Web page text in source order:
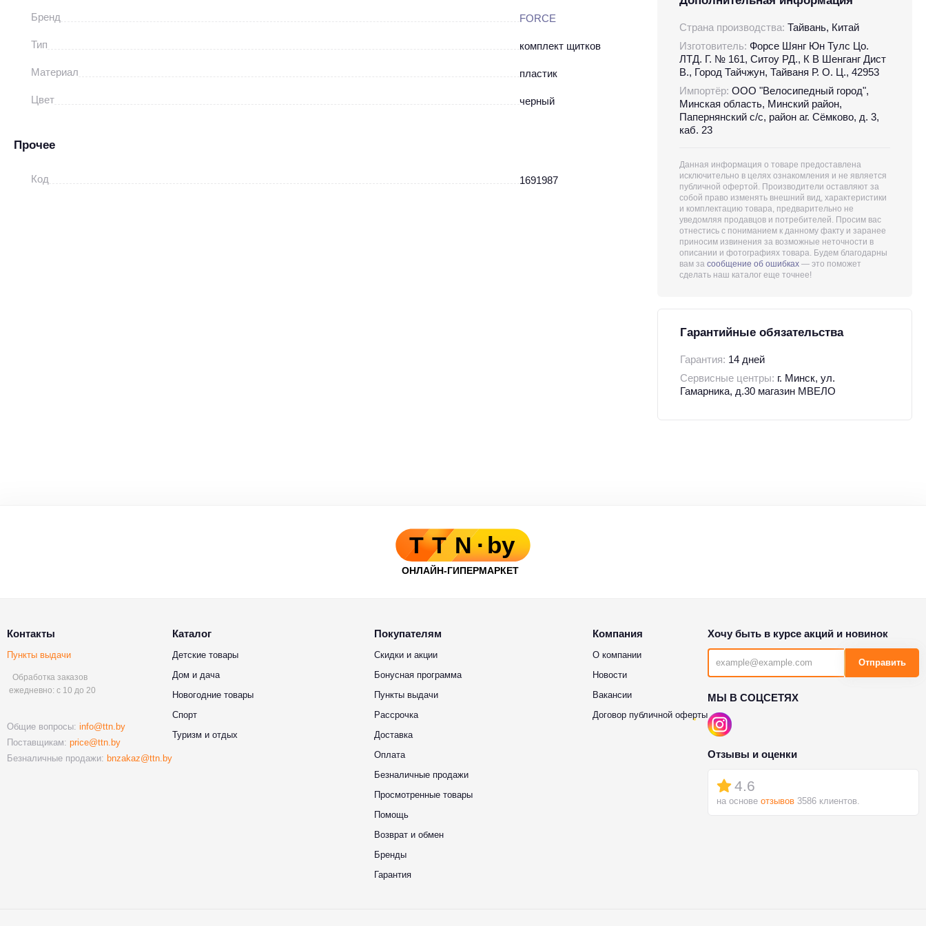
Бренд FORCE
Тип комплект щитков
Материал пластик
Цвет черный
Прочее
Код 1691987
Страна производства: Тайвань, Китай
Изготовитель: Форсе Шянг Юн Тулс Цо.
ЛТД. Г. № 161, Ситоу РД., К В Шенганг Дист
В., Город Тайчжун, Тайваня Р. О. Ц., 42953
Импортёр: ООО "Велосипедный город",
Минская область, Минский район,
Папернянский с/с, район аг. Сёмково, д. 3,
каб. 23
Данная информация о товаре предоставлена
исключительно в целях ознакомления и не является
публичной офертой. Производители оставляют за
собой право изменять внешний вид, характеристики
и комплектацию товара, предварительно не
уведомляя продавцов и потребителей. Просим вас
отнестись с пониманием к данному факту и заранее
приносим извинения за возможные неточности в
описании и фотографиях товара. Будем благодарны
вам за сообщение об ошибках — это поможет
сделать наш каталог еще точнее!
Гарантийные обязательства
Гарантия: 14 дней
Сервисные центры: г. Минск, ул.
Гамарника, д.30 магазин МВЕЛО
Контакты
Пункты выдачи
Обработка заказов
ежедневно: с 10 до 20
Общие вопросы: info@ttn.by
Поставщикам: price@ttn.by
Безналичные продажи: bnzakaz@ttn.by
Каталог
Детские товары
Дом и дача
Новогодние товары
Спорт
Туризм и отдых
Покупателям
Скидки и акции
Бонусная программа
Пункты выдачи
Рассрочка
Доставка
Оплата
Безналичные продажи
Просмотренные товары
Помощь
Возврат и обмен
Бренды
Гарантия
Компания
О компании
Новости
Вакансии
Договор публичной оферты
Хочу быть в курсе акций и новинок
Отправить
МЫ В СОЦСЕТЯХ
Отзывы и оценки
4.6
на основе отзывов 3586 клиентов.